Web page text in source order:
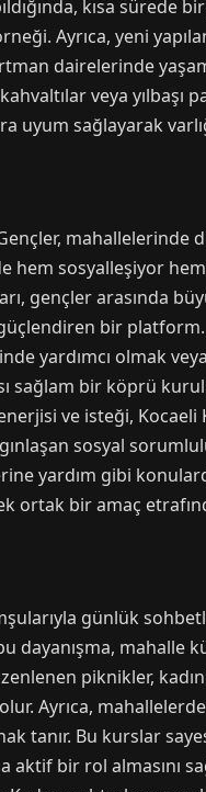
kısa sürede
Ayrıca, yeni
dairelerinde
veya yılbaşı
sağlayarak
mahallelerinde
hem sosyalleşiyor
gençler arasında
bir
yardımcı olmak
sağlam bir köprü
ve isteği, Kocaeli
sosyal
yardım gibi
ortak bir amaç
günlük
dayanışma, mahalle
piknikler,
Ayrıca,
tanır. Bu kurslar
bir rol almasını